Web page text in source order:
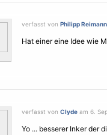
verfasst von Philipp Reimann
Hat einer eine Idee wie
verfasst von Clyde am 6.
Yo ... besserer Inker der